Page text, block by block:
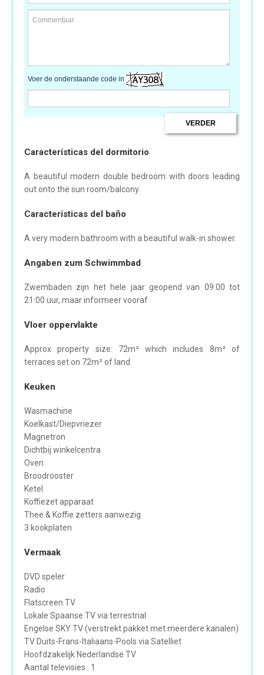
Voer de onderstaande code in
Características del dormitorio
A beautiful modern double bedroom with doors leading
out onto the sun room/balcony.
Características del baño
A very modern bathroom with a beautiful walk-in shower.
Angaben zum Schwimmbad
Zwembaden zijn het hele jaar geopend van 09:00 tot
21:00 uur, maar informeer vooraf
Vloer oppervlakte
Approx property size: 72m² which includes 8m² of
terraces set on 72m² of land
Keuken
Wasmachine
Koelkast/Diepvriezer
Magnetron
Dichtbij winkelcentra
Oven
Broodrooster
Ketel
Koffiezet apparaat
Thee & Koffie zetters aanwezig
3 kookplaten
Vermaak
DVD speler
Radio
Flatscreen TV
Lokale Spaanse TV via terrestrial
Engelse SKY TV (verstrekt pakket met meerdere kanalen)
TV Duits-Frans-Italiaans-Pools via Satelliet
Hoofdzakelijk Nederlandse TV
Aantal televisies : 1